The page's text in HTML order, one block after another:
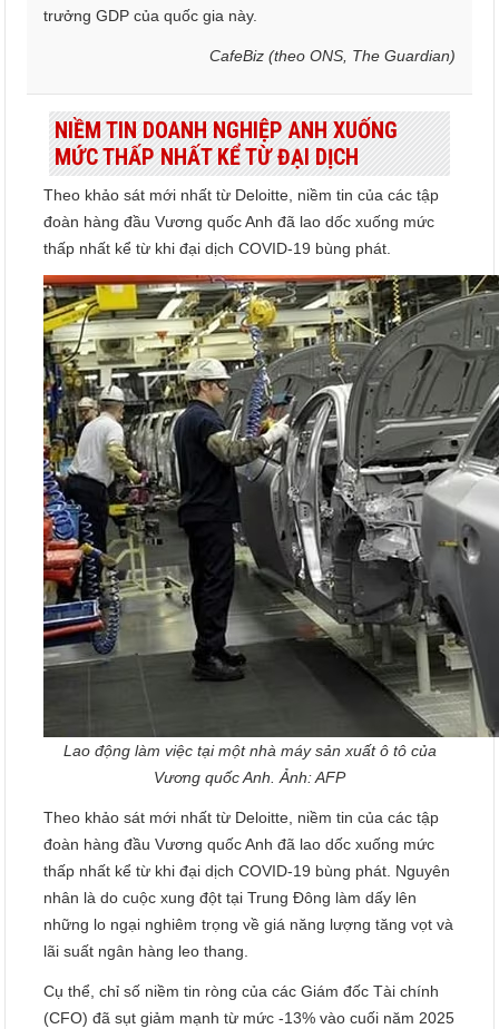
trưởng GDP của quốc gia này.
CafeBiz (theo ONS, The Guardian)
NIỀM TIN DOANH NGHIỆP ANH XUỐNG
MỨC THẤP NHẤT KỂ TỪ ĐẠI DỊCH
Theo khảo sát mới nhất từ Deloitte, niềm tin của các tập
đoàn hàng đầu Vương quốc Anh đã lao dốc xuống mức
thấp nhất kể từ khi đại dịch COVID-19 bùng phát.
Lao động làm việc tại một nhà máy sản xuất ô tô của
Vương quốc Anh. Ảnh: AFP
Theo khảo sát mới nhất từ Deloitte, niềm tin của các tập
đoàn hàng đầu Vương quốc Anh đã lao dốc xuống mức
thấp nhất kể từ khi đại dịch COVID-19 bùng phát. Nguyên
nhân là do cuộc xung đột tại Trung Đông làm dấy lên
những lo ngại nghiêm trọng về giá năng lượng tăng vọt và
lãi suất ngân hàng leo thang.
Cụ thể, chỉ số niềm tin ròng của các Giám đốc Tài chính
(CFO) đã sụt giảm mạnh từ mức -13% vào cuối năm 2025